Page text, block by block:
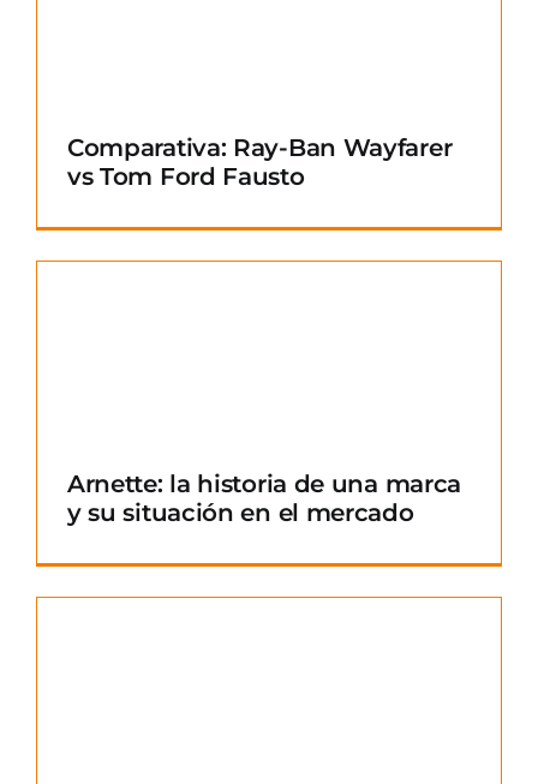
Comparativa: Ray-Ban Wayfarer
vs Tom Ford Fausto
Arnette: la historia de una marca
y su situación en el mercado